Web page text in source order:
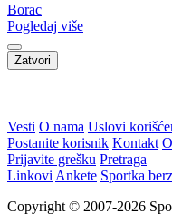
Borac
Pogledaj više
Zatvori
VIDEO: Navijači Torcide i
BBB-a se potukli kod
zagrebačkog aerodroma